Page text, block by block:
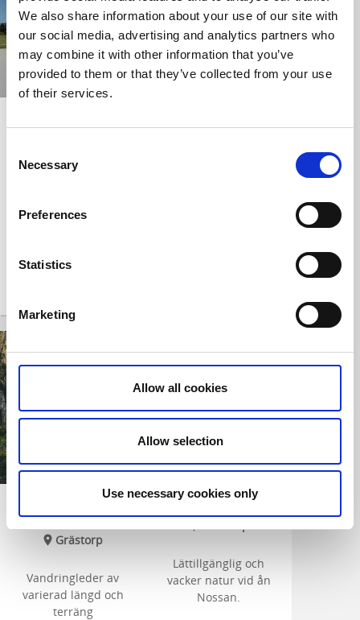
We also share information about your use of our site with
our social media, advertising and analytics partners who
may combine it with other information that you’ve
provided to them or that they’ve collected from your use
of their services.
Selection
Necessary
Preferences
Statistics
Marketing
Allow all cookies
Allow selection
Use necessary cookies only
Hunneberg
Grästorp
Vandringleder av
varierad längd och
terräng
Grästorp
Lättillgänglig och
vacker natur vid ån
Nossan.